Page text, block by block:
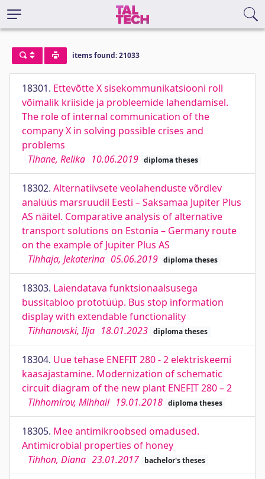
items found: 21033
18301. Ettevõtte X sisekommunikatsiooni roll
võimalik kriiside ja probleemide lahendamisel.
The role of internal communication of the
company X in solving possible crises and
problems
Tihane, Relika 10.06.2019 diploma theses
18302. Alternatiivsete veolahenduste võrdlev
analüüs marsruudil Eesti – Saksamaa Jupiter Plus
AS näitel. Comparative analysis of alternative
transport solutions on Estonia – Germany route
on the example of Jupiter Plus AS
Tihhaja, Jekaterina 05.06.2019 diploma theses
18303. Laiendatava funktsionaalsusega
bussitabloo prototüüp. Bus stop information
display with extendable functionality
Tihhanovski, Ilja 18.01.2023 diploma theses
18304. Uue tehase ENEFIT 280 - 2 elektriskeemi
kaasajastamine. Modernization of schematic
circuit diagram of the new plant ENEFIT 280 – 2
Tihhomirov, Mihhail 19.01.2018 diploma theses
18305. Mee antimikroobsed omadused.
Antimicrobial properties of honey
Tihhon, Diana 23.01.2017 bachelor's theses